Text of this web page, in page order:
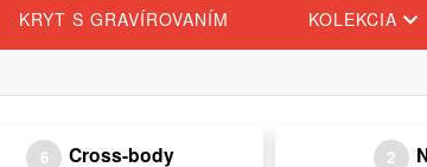
KRYT S GRAVÍROVANÍM KOLEKCIA
6 Cross-body 2